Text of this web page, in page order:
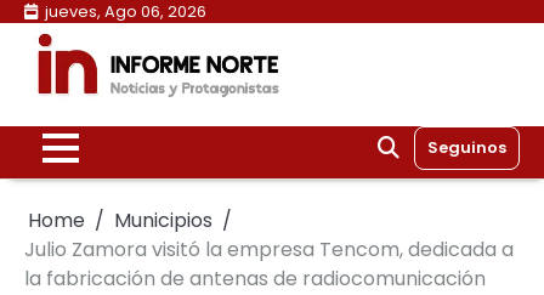
Skip
content
jueves, Ago 06, 2026
Seguinos
Home
Municipios
Julio Zamora visitó la empresa Tencom, dedicada a
la fabricación de antenas de radiocomunicación